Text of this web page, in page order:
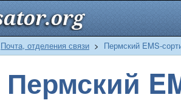
Почта, отделения связи > Пермский EMS-
Пермский